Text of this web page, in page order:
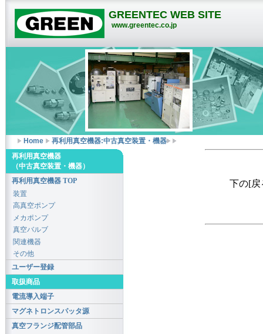
GREENTEC WEB SITE
www.greentec.co.jp
Home 再利用真空機器:中古真空装置・機器
下の[戻
再利用真空機器
（中古真空装置・機器）
再利用真空機器 TOP
装置
高真空ポンプ
メカポンプ
真空バルブ
関連機器
その他
ユーザー登録
取扱商品
電流導入端子
マグネトロンスパッタ源
真空フランジ配管部品